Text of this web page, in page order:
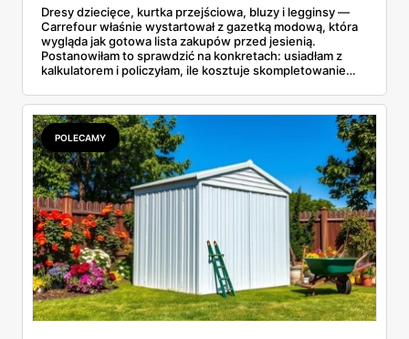
Dresy dziecięce, kurtka przejściowa, bluzy i legginsy —
Carrefour właśnie wystartował z gazetką modową, która
wygląda jak gotowa lista zakupów przed jesienią.
Postanowiłam to sprawdzić na konkretach: usiadłam z
kalkulatorem i policzyłam, ile kosztuje skompletowanie
niecałe 207 złotych za siedem rzeczy, od t-shirtu po
kurtkę. A dla starszaków są jeszcze markowe dresy Puma
i Everlast w cenach, które miło zaskakują.
POLECAMY